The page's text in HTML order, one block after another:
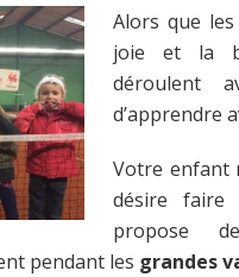
Alors que
joie et la
déroulent
d’apprendre
Votre enfant
désire faire
propose
pendant les grandes